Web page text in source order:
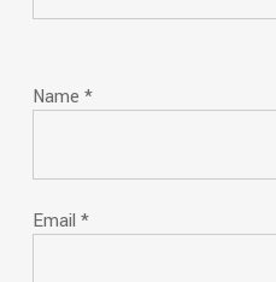
Name *
Email *